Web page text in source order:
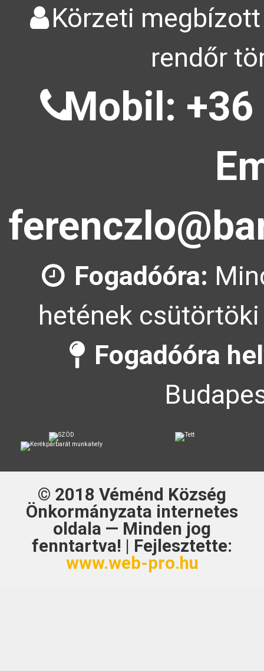
Körzeti megbízott
rendőr
Mobil: +36
Fogadóóra:
hetének
Fogadóóra
© 2018 Véménd Község
Önkormányzata internetes
oldala — Minden jog
fenntartva! | Fejlesztette:
www.web-pro.hu